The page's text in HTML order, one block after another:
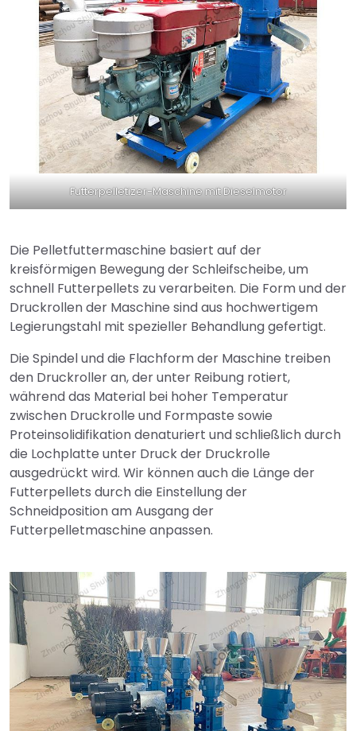
Futterpelletizer-Maschine mit Dieselmotor
Die Pelletfuttermaschine basiert auf der
kreisförmigen Bewegung der Schleifscheibe, um
schnell Futterpellets zu verarbeiten. Die Form und der
Druckrollen der Maschine sind aus hochwertigem
Legierungstahl mit spezieller Behandlung gefertigt.
Die Spindel und die Flachform der Maschine treiben
den Druckroller an, der unter Reibung rotiert,
während das Material bei hoher Temperatur
zwischen Druckrolle und Formpaste sowie
Proteinsolidifikation denaturiert und schließlich durch
die Lochplatte unter Druck der Druckrolle
ausgedrückt wird. Wir können auch die Länge der
Futterpellets durch die Einstellung der
Schneidposition am Ausgang der
Futterpelletmaschine anpassen.